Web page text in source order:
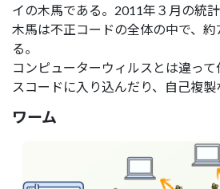
イの木馬である。2011年３月の統
木馬は不正コードの全体の中で、
る。
コンピューターウィルスとは違っ
スコードに入り込んだり、自己複製
ワーム